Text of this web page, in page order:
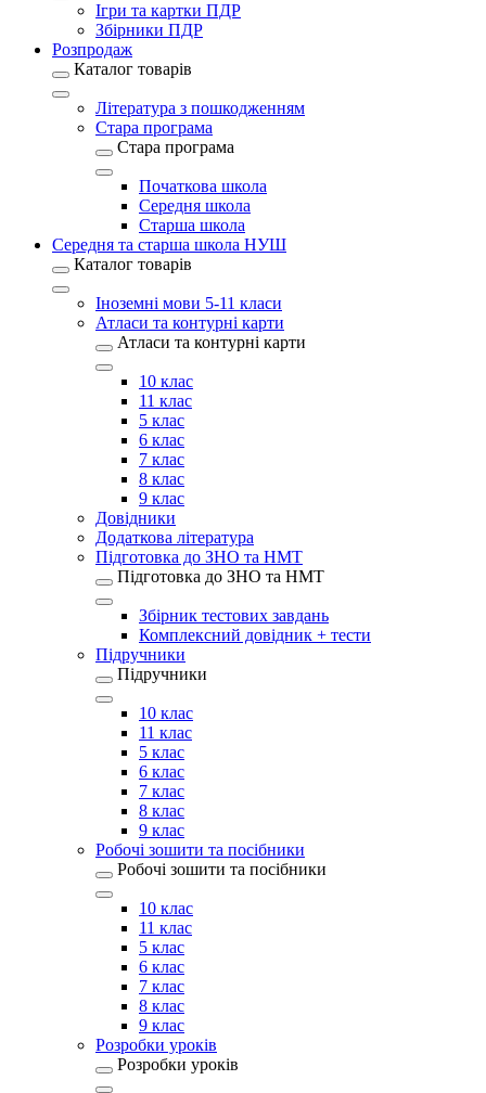
Ігри та картки ПДР
Збірники ПДР
Розпродаж
Каталог товарів
Література з пошкодженням
Стара програма
Стара програма
Початкова школа
Середня школа
Старша школа
Середня та старша школа НУШ
Каталог товарів
Іноземні мови 5-11 класи
Атласи та контурні карти
Атласи та контурні карти
10 клас
11 клас
5 клас
6 клас
7 клас
8 клас
9 клас
Довідники
Додаткова література
Підготовка до ЗНО та НМТ
Підготовка до ЗНО та НМТ
Збірник тестових завдань
Комплексний довідник + тести
Підручники
Підручники
10 клас
11 клас
5 клас
6 клас
7 клас
8 клас
9 клас
Робочі зошити та посібники
Робочі зошити та посібники
10 клас
11 клас
5 клас
6 клас
7 клас
8 клас
9 клас
Розробки уроків
Розробки уроків